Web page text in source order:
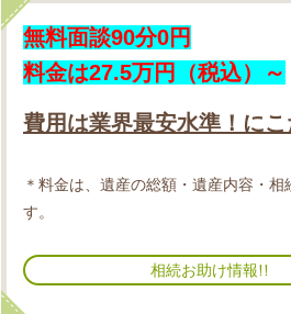
無料面談90分0円
料金は27.5万円（税込）～
費用は業界最安水準！に
＊料金は、遺産の総額・遺産内容・ 相
す。
相続お助け情報!!